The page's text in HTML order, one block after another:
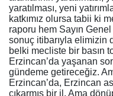
yaratılması, yeni
katkımız olursa tabii ki
raporu hem Sayın
sonuç itibarıyla elimizin
belki mecliste bir basın
Erzincan’da yaşanan
gündeme getireceğiz.
Erzincan’da, Erzincan
çıkarmış bir il. Ama